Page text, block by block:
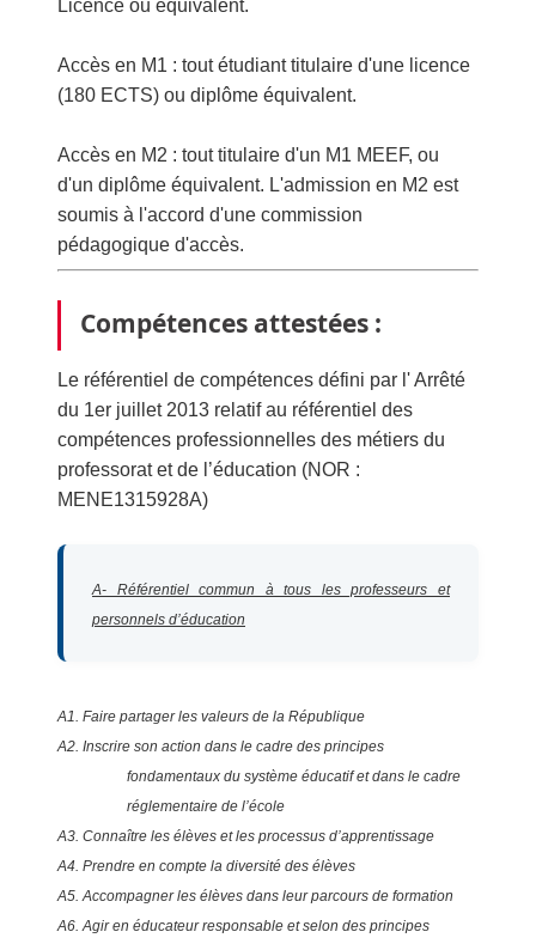
Licence ou équivalent.
Accès en M1 : tout étudiant titulaire d'une licence
(180 ECTS) ou diplôme équivalent.
Accès en M2 : tout titulaire d'un M1 MEEF, ou
d'un diplôme équivalent. L'admission en M2 est
soumis à l'accord d'une commission
pédagogique d'accès.
Compétences attestées :
Le référentiel de compétences défini par l' Arrêté
du 1er juillet 2013 relatif au référentiel des
compétences professionnelles des métiers du
professorat et de l’éducation (NOR :
MENE1315928A)
A- Référentiel commun à tous les professeurs et
personnels d’éducation
A1. Faire partager les valeurs de la République
A2. Inscrire son action dans le cadre des principes
fondamentaux du système éducatif et dans le cadre
réglementaire de l’école
A3. Connaître les élèves et les processus d’apprentissage
A4. Prendre en compte la diversité des élèves
A5. Accompagner les élèves dans leur parcours de formation
A6. Agir en éducateur responsable et selon des principes